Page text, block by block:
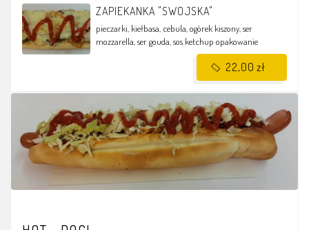
ZAPIEKANKA "SWOJSKA"
pieczarki, kiełbasa, cebula, ogórek kiszony, ser
mozzarella, ser gouda, sos ketchup opakowanie